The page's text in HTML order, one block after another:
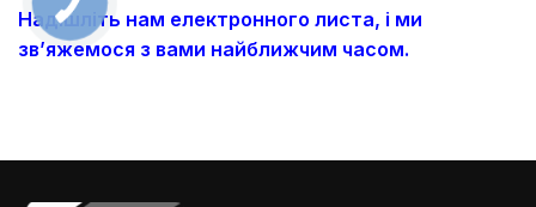
Надішліть нам електронного листа, і ми
зв’яжемося з вами найближчим часом.